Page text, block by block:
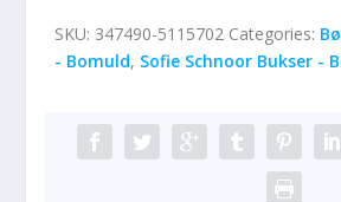
SKU: 347490-5115702 Categories:
- Bomuld, Sofie Schnoor Bukser -